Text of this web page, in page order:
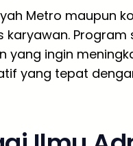
Metro maupun
karyawan.
yang ingin
yang tepat